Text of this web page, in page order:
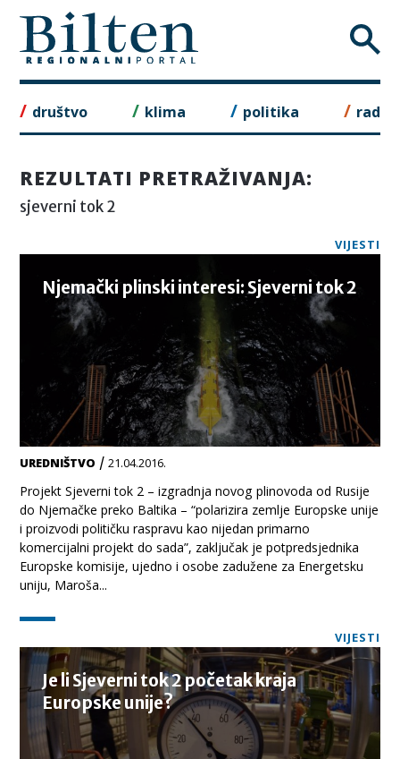
to
content
društvo klima politika rad
REZULTATI PRETRAŽIVANJA:
sjeverni tok 2
VIJESTI
Njemački plinski interesi: Sjeverni tok 2
UREDNIŠTVO /21.04.2016.
Projekt Sjeverni tok 2 – izgradnja novog plinovoda od Rusije
do Njemačke preko Baltika – “polarizira zemlje Europske unije
i proizvodi političku raspravu kao nijedan primarno
komercijalni projekt do sada”, zaključak je potpredsjednika
Europske komisije, ujedno i osobe zadužene za Energetsku
uniju, Maroša...
VIJESTI
Je li Sjeverni tok 2 početak kraja
Europske unije?